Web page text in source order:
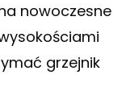
nowoczesne
grzejnik